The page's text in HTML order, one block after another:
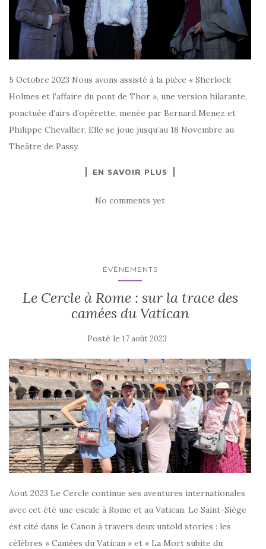
5 Octobre 2023 Nous avons assisté à la pièce « Sherlock
Holmes et l’affaire du pont de Thor », une version hilarante,
ponctuée d’airs d’opérette, menée par Bernard Menez et
Philippe Chevallier. Elle se joue jusqu’au 18 Novembre au
Theâtre de Passy.
EN SAVOIR PLUS
No comments yet
ÉVÈNEMENTS
Le Cercle à Rome : sur la trace des
camées du Vatican
Posté le 17 août 2023
Aout 2023 Le Cercle continue ses aventures internationales
avec cet été une escale à Rome et au Vatican. Le Saint-Siège
est cité dans le Canon à travers deux untold stories : les
célèbres « Camées du Vatican » et « La Mort subite du